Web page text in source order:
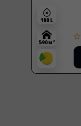
100 L
590 м 2